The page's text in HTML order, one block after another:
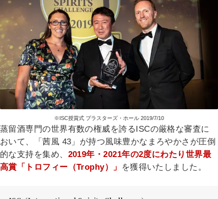
※ISC授賞式 プラスターズ・ホール 2019/7/10
蒸留酒専門の世界有数の権威を誇るISCの厳格な審査に
おいて、「茜風 43」が持つ風味豊かなまろやかさが圧倒
的な支持を集め、 2019年・2021年の2度にわたり世界最
高賞「トロフィー（Trophy）」
を獲得いたしました。